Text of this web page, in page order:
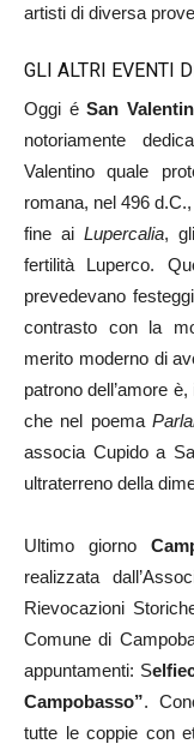
artisti di diversa
GLI ALTRI EVENTI
Oggi éSan
notoriamente
Valentino quale
romana, nel 496
fine ai Lupercalia,
fertilità Luperco.
prevedevano
contrasto con la
merito moderno di
patrono dell’amore
che nel poema
associa Cupido a
ultraterreno della
Ultimo giorno
realizzata
Rievocazioni
Comune di
appuntamenti: S
Campobasso”.
tutte le coppie con